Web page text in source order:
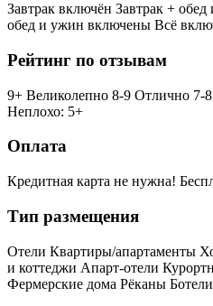
Завтрак включён Завтрак +
обед и ужин включены Всё
Рейтинг по отзывам
9+ Великолепно 8-9 Отлично 7-
Неплохо: 5+
Оплата
Кредитная карта не нужна!
Тип размещения
Отели Квартиры/апартаменты
и коттеджи Апарт-отели
Фермерские дома Рёканы Ботели